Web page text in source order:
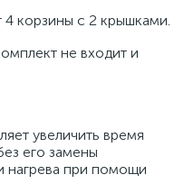
не входит и
увеличить время
его замены
нагрева при помощи